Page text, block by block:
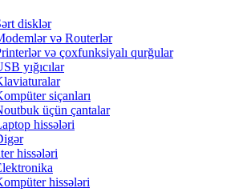
disklər
və Routerlər
və çoxfunksiyalı qurğular
yığıcılar
siçanları
üçün çantalar
hissələri
hissələri
hissələri